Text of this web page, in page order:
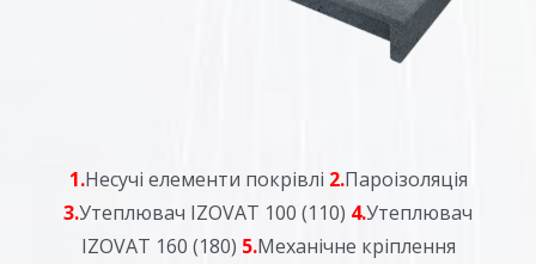
1.Несучі елементи покрівлі 2.Пароізоляція
3.Утеплювач IZOVAT 100 (110) 4.Утеплювач
IZOVAT 160 (180) 5.Механічне кріплення